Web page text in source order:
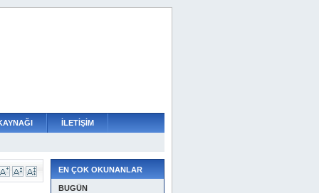
İLETİŞİM
EN ÇOK OKUNANLAR
BUGÜN